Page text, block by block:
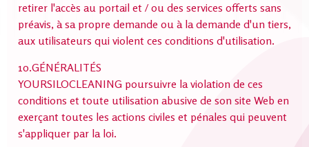
retirer l'accès au portail et / ou des services offerts sans
préavis, à sa propre demande ou à la demande d'un tiers,
aux utilisateurs qui violent ces conditions d'utilisation.
10.GÉNÉRALITÉS
YOURSILOCLEANING poursuivre la violation de ces
conditions et toute utilisation abusive de son site Web en
exerçant toutes les actions civiles et pénales qui peuvent
s'appliquer par la loi.